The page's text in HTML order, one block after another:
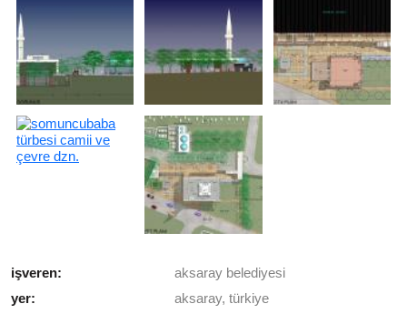
işveren:
aksaray belediyesi
yer:
aksaray, türkiye